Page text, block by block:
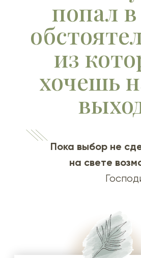
попал
из
хочешь
Пока выбор не
на свете